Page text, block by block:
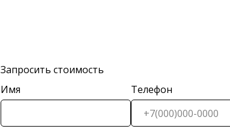
Запросить стоимость
Имя
Телефон